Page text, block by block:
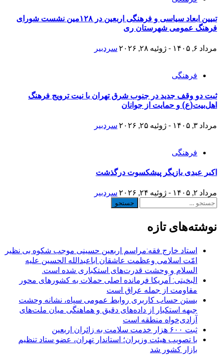
تبیین ابعاد سیاسی و فرهنگی اربعین در ۱۲۸مین نشست شورای
فرهنگ عمومی شهرستان ری
مرداد ۶, ۱۴۰۵ - ژوئیه ۲۸, ۲۰۲۶ سردبیر
فرهنگی
ثبت دو وقف جدید در جنوب شرق تهران با نیت ترویج فرهنگ
اهل‌بیت(ع) و حمایت از جوانان
مرداد ۳, ۱۴۰۵ - ژوئیه ۲۵, ۲۰۲۶ سردبیر
فرهنگی
اکبر عبدی بازیگر پیشکسوت درگذشت
مرداد ۲, ۱۴۰۵ - ژوئیه ۲۴, ۲۰۲۶
سردبیر
جستجو
نوشته‌های تازه
استاد خارج فقه:مراسم اربعین حسینی موجب شکوه بی نظیر
امّت اسلامی وعظمت عاشقان اباعبدالله الحسین علیه
السلام و وحشت قدرت‌های استکباری شده است.
البخیتی: آمریکا فرمانده اصلی حملات به کشورهای محور
مقاومت از جمله عراق است
بستن حساب کاربری روابط عمومی سپاه، نشانه‌ وحشت
جبهه استکبار از داده‌های دقیق و هماهنگی میان ملت‌های
آزادی‌خواه منطقه است
ثبت ۶۰۰ هزار خدمت سلامت به زائران اربعین
با تصویب هیئت وزیران؛ استاندار تهران، عضو ستاد تنظیم
بازار کشور شد